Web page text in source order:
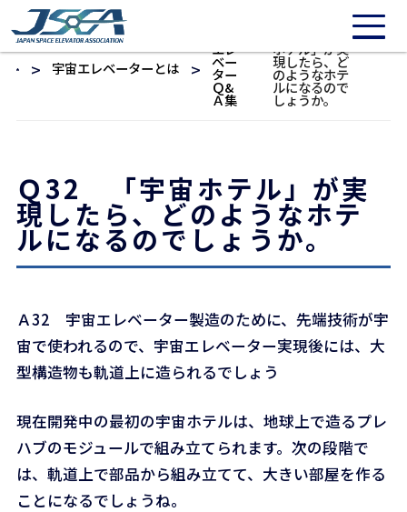
/* 20211016: Need to repair */
宇宙エレベーターとは
エレ
ベー
ター
Ｑ&
Ａ集
ホテル」が実
現したら、ど
のようなホテ
ルになるので
しょうか。
Ｑ32 「宇宙ホテル」が実
現したら、どのようなホテ
ルになるのでしょうか。
Ａ32 宇宙エレベーター製造のために、先端技術が宇
宙で使われるので、宇宙エレベーター実現後には、大
型構造物も軌道上に造られるでしょう
現在開発中の最初の宇宙ホテルは、地球上で造るプレ
ハブのモジュールで組み立てられます。次の段階で
は、軌道上で部品から組み立てて、大きい部屋を作る
ことになるでしょうね。